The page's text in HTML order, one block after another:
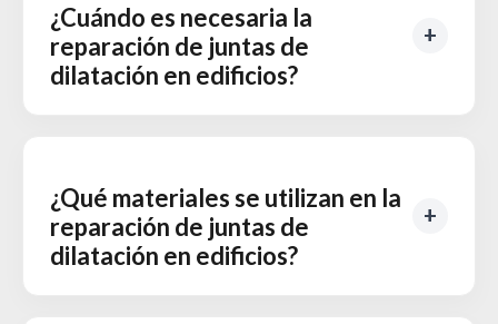
¿Cuándo es necesaria la
reparación de juntas de
dilatación en edificios?
¿Qué materiales se utilizan en la
reparación de juntas de
dilatación en edificios?